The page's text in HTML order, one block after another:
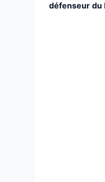
défenseur du